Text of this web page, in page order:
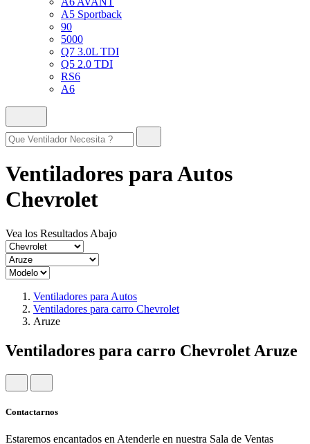
A5 Sportback
90
5000
Q7 3.0L TDI
Q5 2.0 TDI
RS6
A6
Ventiladores para Autos
Chevrolet
Vea los Resultados Abajo
Ventiladores para Autos
Ventiladores para carro Chevrolet
Aruze
Ventiladores para carro Chevrolet Aruze
Contactarnos
Estaremos encantados en Atenderle en nuestra Sala de Ventas